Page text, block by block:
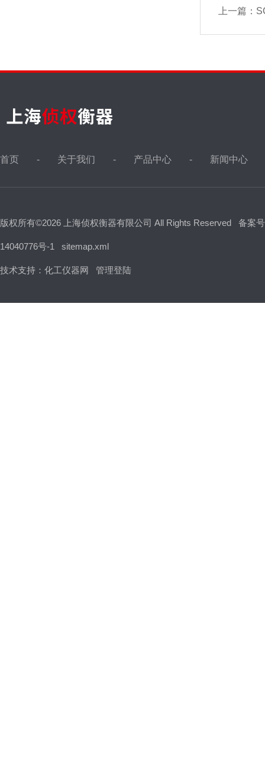
上一篇：
首页 关于我们 产品中心 新闻中心
版权所有©2026 上海侦权衡器有限公司 All Rights Reserved 备案
14040776号-1 sitemap.xml
技术支持： 化工仪器网 管理登陆